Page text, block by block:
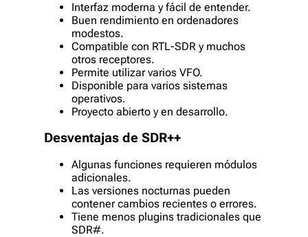
Interfaz moderna y fácil de entender.
Buen rendimiento en ordenadores
modestos.
Compatible con RTL-SDR y muchos
otros receptores.
Permite utilizar varios VFO.
Disponible para varios sistemas
operativos.
Proyecto abierto y en desarrollo.
Desventajas de SDR++
Algunas funciones requieren módulos
adicionales.
Las versiones nocturnas pueden
contener cambios recientes o errores.
Tiene menos plugins tradicionales que
SDR#.